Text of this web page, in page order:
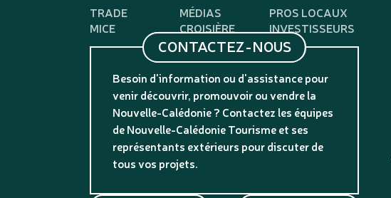
TRADE MÉDIAS
PROS LOCAUX
MICE
CROISIÈRE INVESTISSEURS
CONTACTEZ-NOUS
Besoin d'information ou d'assistance pour
venir découvrir, promouvoir ou vendre la
Nouvelle-Calédonie ? Contactez les équipes
de Nouvelle-Calédonie Tourisme et ses
représentants extérieurs pour discuter de
tous vos projets.